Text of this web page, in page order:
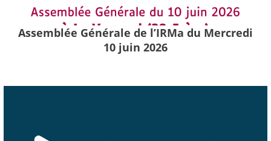
Assemblée Générale de l’IRMa du Mercredi
10 juin 2026